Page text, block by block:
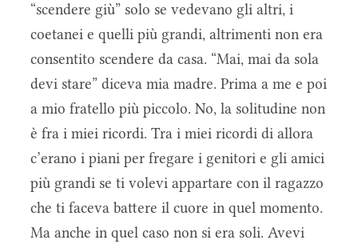
“scendere giù” solo se vedevano gli altri, i
coetanei e quelli più grandi, altrimenti non era
consentito scendere da casa. “Mai, mai da sola
devi stare” diceva mia madre. Prima a me e poi
a mio fratello più piccolo. No, la solitudine non
è fra i miei ricordi. Tra i miei ricordi di allora
c’erano i piani per fregare i genitori e gli amici
più grandi se ti volevi appartare con il ragazzo
che ti faceva battere il cuore in quel momento.
Ma anche in quel caso non si era soli. Avevi